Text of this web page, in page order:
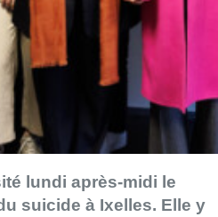
lundi après-midi le
suicide à Ixelles. Elle y